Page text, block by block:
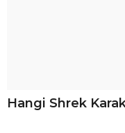
Hangi Shrek